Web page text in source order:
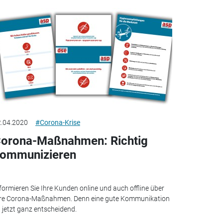
#Corona-Krise
Maßnahmen: Richtig
Sie Ihre Kunden online und auch offline über
Corona-Maßnahmen. Denn eine gute Kommunikation
jetzt ganz entscheidend.